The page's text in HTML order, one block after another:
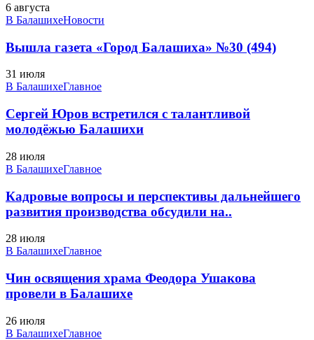
6 августа
В БалашихеНовости
Вышла газета «Город Балашиха» №30 (494)
31 июля
В БалашихеГлавное
Сергей Юров встретился с талантливой
молодёжью Балашихи
28 июля
В БалашихеГлавное
Кадровые вопросы и перспективы дальнейшего
развития производства обсудили на..
28 июля
В БалашихеГлавное
Чин освящения храма Феодора Ушакова
провели в Балашихе
26 июля
В БалашихеГлавное